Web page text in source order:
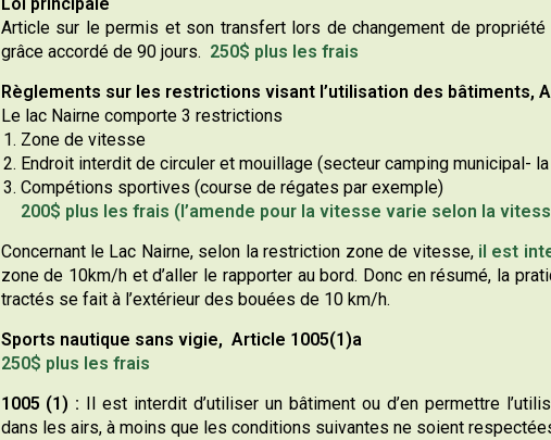
Loi principale
Article sur le permis et son transfert lors de changement de
grâce accordé de 90 jours. 250$ plus les frais
Règlements sur les restrictions visant l’utilisation des bâtiments,
Le lac Nairne comporte 3 restrictions
Zone de vitesse
Endroit interdit de circuler et mouillage (secteur camping municipal-
Compétions sportives (course de régates par exemple)
200$ plus les frais (l’amende pour la vitesse varie selon la
Concernant le Lac Nairne, selon la restriction zone de vitesse, il est
zone de 10km/h et d’aller le rapporter au bord. Donc en résumé, la
tractés se fait à l’extérieur des bouées de 10 km/h.
Sports nautique sans vigie, Article 1005(1)a
250$ plus les frais
1005 (1) : Il est interdit d’utiliser un bâtiment ou d’en permettre
dans les airs, à moins que les conditions suivantes ne soient